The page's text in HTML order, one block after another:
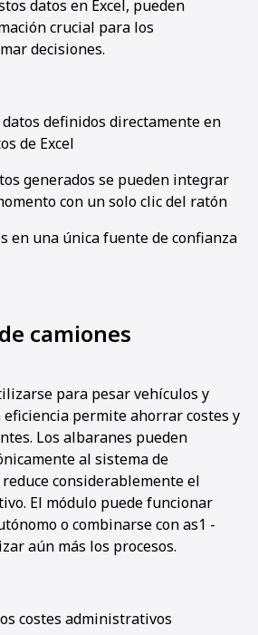
datos en Excel, pueden
crucial para los
decisiones.
definidos directamente en
de Excel
generados se pueden integrar
con un solo clic del ratón
en una única fuente de confianza
camiones
para pesar vehículos y
eficiencia permite ahorrar costes y
Los albaranes pueden
al sistema de
considerablemente el
El módulo puede funcionar
o combinarse con as1 -
aún más los procesos.
costes administrativos